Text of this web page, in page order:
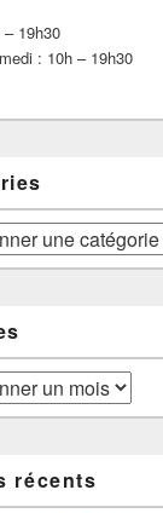
du 20
19h30
: 10h – 19h30
récents